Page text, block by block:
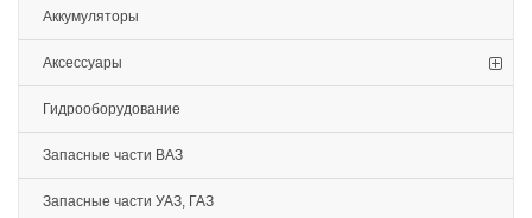
Аккумуляторы
Аксессуары
Гидрооборудование
Запасные части ВАЗ
Запасные части УАЗ, ГАЗ